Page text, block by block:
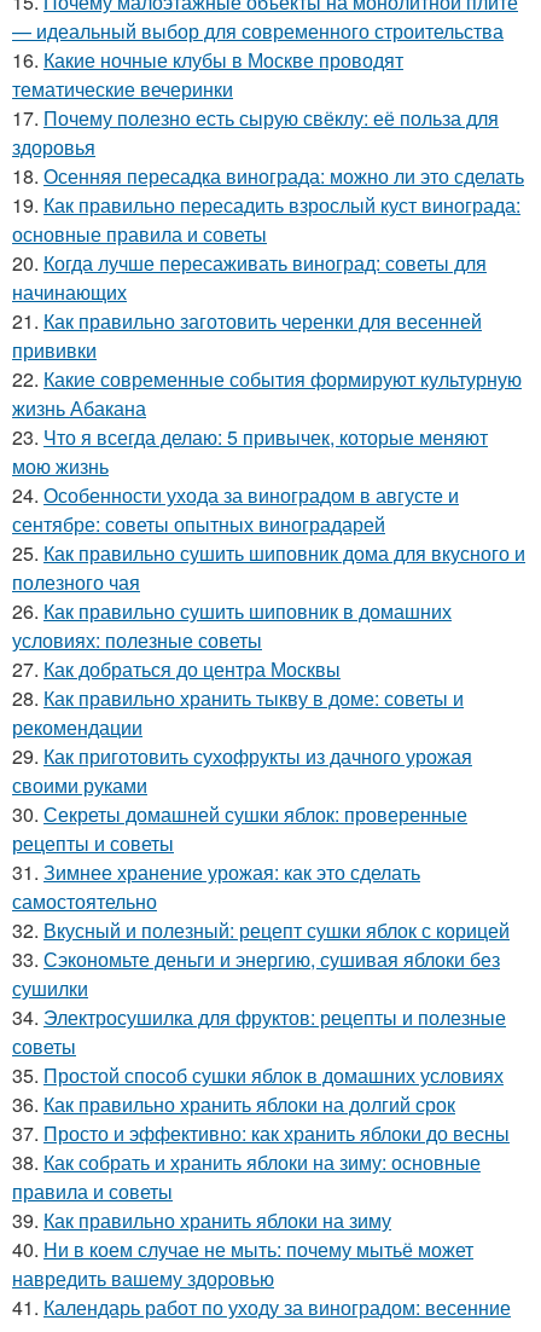
— идеальный выбор для современного строительства
16. Какие ночные клубы в Москве проводят
тематические вечеринки
17. Почему полезно есть сырую свёклу: её польза для
здоровья
18. Осенняя пересадка винограда: можно ли это сделать
19. Как правильно пересадить взрослый куст винограда:
основные правила и советы
20. Когда лучше пересаживать виноград: советы для
начинающих
21. Как правильно заготовить черенки для весенней
прививки
22. Какие современные события формируют культурную
жизнь Абакана
23. Что я всегда делаю: 5 привычек, которые меняют
мою жизнь
24. Особенности ухода за виноградом в августе и
сентябре: советы опытных виноградарей
25. Как правильно сушить шиповник дома для вкусного и
полезного чая
26. Как правильно сушить шиповник в домашних
условиях: полезные советы
27. Как добраться до центра Москвы
28. Как правильно хранить тыкву в доме: советы и
рекомендации
29. Как приготовить сухофрукты из дачного урожая
своими руками
30. Секреты домашней сушки яблок: проверенные
рецепты и советы
31. Зимнее хранение урожая: как это сделать
самостоятельно
32. Вкусный и полезный: рецепт сушки яблок с корицей
33. Сэкономьте деньги и энергию, сушивая яблоки без
сушилки
34. Электросушилка для фруктов: рецепты и полезные
советы
35. Простой способ сушки яблок в домашних условиях
36. Как правильно хранить яблоки на долгий срок
37. Просто и эффективно: как хранить яблоки до весны
38. Как собрать и хранить яблоки на зиму: основные
правила и советы
39. Как правильно хранить яблоки на зиму
40. Ни в коем случае не мыть: почему мытьё может
навредить вашему здоровью
41. Календарь работ по уходу за виноградом: весенние